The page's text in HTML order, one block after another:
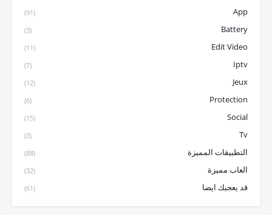
App
(91)
Battery
(3)
Edit Video
(11)
Iptv
(7)
Jeux
(12)
Protection
(6)
Social
(15)
Tv
(3)
التطبيقات المميزة (88)
العاب مميزة (32)
قد يعجبك ايضا (61)